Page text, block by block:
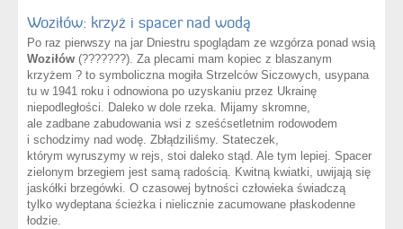
Woziłów: krzyż i spacer nad wodą
Po raz pierwszy na jar Dniestru spoglądam ze wzgórza ponad wsią
Woziłów (???????). Za plecami mam kopiec z blaszanym
krzyżem ? to symboliczna mogiła Strzelców Siczowych, usypana
tu w 1941 roku i odnowiona po uzyskaniu przez Ukrainę
niepodległości. Daleko w dole rzeka. Mijamy skromne,
ale zadbane zabudowania wsi z sześćsetletnim rodowodem
i schodzimy nad wodę. Zbłądziliśmy. Stateczek,
którym wyruszymy w rejs, stoi daleko stąd. Ale tym lepiej. Spacer
zielonym brzegiem jest samą radością. Kwitną kwiatki, uwijają się
jaskółki brzegówki. O czasowej bytności człowieka świadczą
tylko wydeptana ścieżka i nielicznie zacumowane płaskodenne
łodzie.